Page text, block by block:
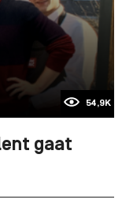
54,9K
gaat